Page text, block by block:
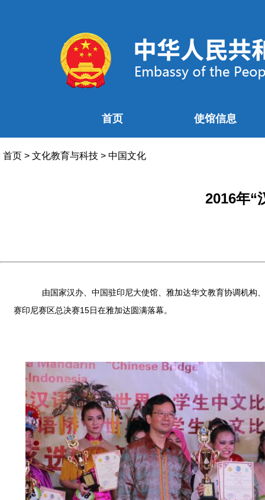
首页 使馆信息
首页 > 文化教育与科技 > 中国文化
2016年“
由国家汉办、中国驻印尼大使馆、雅加达华文教育协调机构、
赛印尼赛区总决赛15日在雅加达圆满落幕。